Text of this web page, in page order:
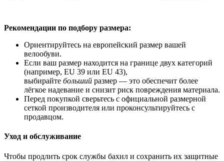
Рекомендации по подбору размера:
Ориентируйтесь на европейский размер вашей
велообуви.
Если ваш размер находится на границе двух категорий
(например, EU 39 или EU 43),
выбирайте больший размер — это обеспечит более
лёгкое надевание и снизит риск повреждения материала.
Перед покупкой сверьтесь с официальной размерной
сеткой производителя или проконсультируйтесь с
продавцом.
Уход и обслуживание
Чтобы продлить срок службы бахил и сохранить их защитные